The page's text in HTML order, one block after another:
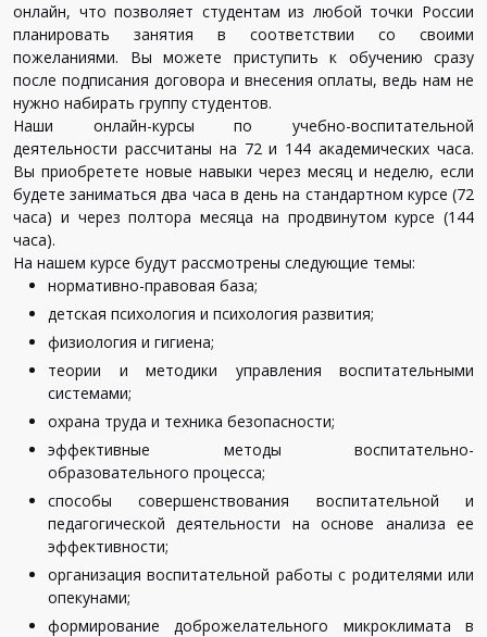
онлайн, что позволяет студентам из любой точки России
планировать занятия в соответствии со своими
пожеланиями. Вы можете приступить к обучению сразу
после подписания договора и внесения оплаты, ведь нам не
нужно набирать группу студентов.
Наши онлайн-курсы по учебно-воспитательной
деятельности рассчитаны на 72 и 144 академических часа.
Вы приобретете новые навыки через месяц и неделю, если
будете заниматься два часа в день на стандартном курсе (72
часа) и через полтора месяца на продвинутом курсе (144
часа).
На нашем курсе будут рассмотрены следующие темы:
нормативно-правовая база;
детская психология и психология развития;
физиология и гигиена;
теории и методики управления воспитательными
системами;
охрана труда и техника безопасности;
эффективные методы воспитательно-
образовательного процесса;
способы совершенствования воспитательной и
педагогической деятельности на основе анализа ее
эффективности;
организация воспитательной работы с родителями или
опекунами;
формирование доброжелательного микроклимата в